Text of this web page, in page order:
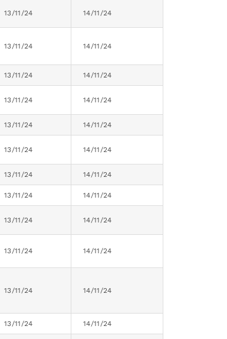
13/11/24 14/11/24
13/11/24 14/11/24
13/11/24 14/11/24
13/11/24 14/11/24
13/11/24 14/11/24
13/11/24 14/11/24
13/11/24 14/11/24
13/11/24 14/11/24
13/11/24 14/11/24
13/11/24 14/11/24
13/11/24 14/11/24
13/11/24 14/11/24